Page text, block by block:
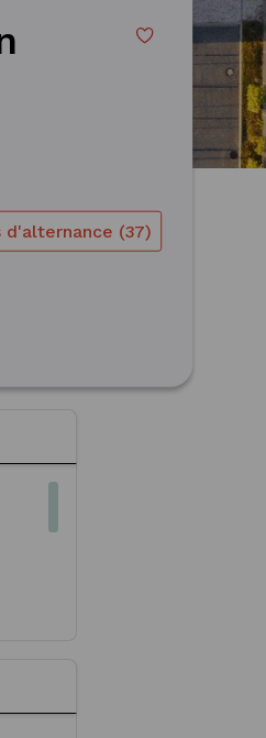
d'alternance (37)